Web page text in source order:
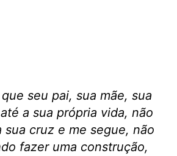
seu pai, sua mãe, sua
a sua própria vida, não
cruz e me segue, não
fazer uma construção,